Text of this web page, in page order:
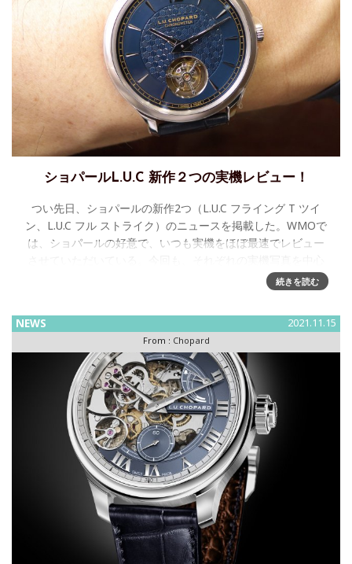
ショパールL.U.C 新作２つの実機レビュー！
つい先日、ショパールの新作2つ（L.U.C フライング T ツイ
ン、L.U.C フル ストライク）のニュースを掲載した。WMOで
は、ショパールの好意で、いつも実機をほぼ最速でレビュー
続きを読む
NEWS 2021.11.15
From : Chopard